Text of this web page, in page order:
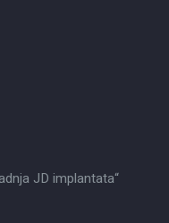
JD implantata“